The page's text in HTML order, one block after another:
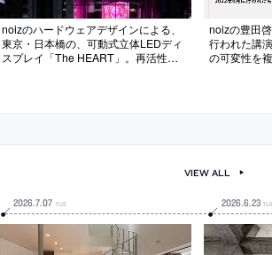
noizのハードウェアデザインによる、
東京・日本橋の、可動式立体LEDディ
スプレイ「The HEART」。再活性化
ブジェクト”を考案。ビルの玄関機能
図
noizの豊田
行われた講
の可変性を
2026.7.07 TUE 2026.6.23
VIEW ALL